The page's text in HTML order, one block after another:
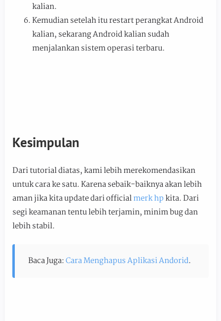
kalian.
Kemudian setelah itu restart perangkat Android
kalian, sekarang Android kalian sudah
menjalankan sistem operasi terbaru.
Kesimpulan
Dari tutorial diatas, kami lebih merekomendasikan
untuk cara ke satu. Karena sebaik-baiknya akan lebih
aman jika kita update dari officialmerk hpkita. Dari
segi keamanan tentu lebih terjamin, minim bug dan
lebih stabil.
Baca Juga:Cara Menghapus Aplikasi Andorid.